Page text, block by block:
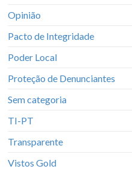
Opinião
Pacto de Integridade
Poder Local
Proteção de Denunciantes
Sem categoria
TI-PT
Transparente
Vistos Gold